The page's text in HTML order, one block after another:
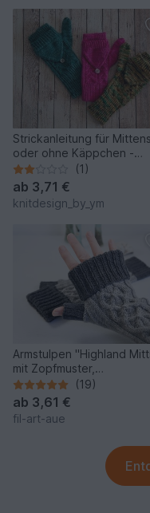
Strickanleitung für
oder ohne Käppchen -
TwoTwentyThree
(1)
ab 3,71 €
knitdesign_by_ym
Armstulpen "Highland
mit Zopfmuster,
Strickanleitung für 3
(19)
ab 3,61 €
fil-art-aue